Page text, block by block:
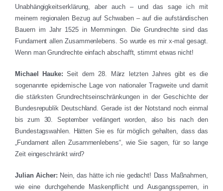
Unabhängigkeitserklärung, aber auch – und das sage ich mit
meinem regionalen Bezug auf Schwaben – auf die aufständischen
Bauern im Jahr 1525 in Memmingen. Die Grundrechte sind das
Fundament allen Zusammenlebens. So wurde es mir x-mal gesagt.
Wenn man Grundrechte einfach abschafft, stimmt etwas nicht!
Michael Hauke: Seit dem 28. März letzten Jahres gibt es die
sogenannte epidemische Lage von nationaler Tragweite und damit
die stärksten Grundrechtseinschränkungen in der Geschichte der
Bundesrepublik Deutschland. Gerade ist der Notstand noch einmal
bis zum 30. September verlängert worden, also bis nach den
Bundestagswahlen. Hätten Sie es für möglich gehalten, dass das
„Fundament allen Zusammenlebens“, wie Sie sagen, für so lange
Zeit eingeschränkt wird?
Julian Aicher: Nein, das hätte ich nie gedacht! Dass Maßnahmen,
wie eine durchgehende Maskenpflicht und Ausgangssperren, in